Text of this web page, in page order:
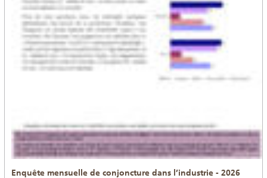
Enquête mensuelle de conjoncture dans l’industrie - 2026